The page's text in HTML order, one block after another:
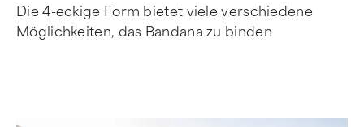
Die 4-eckige Form bietet viele verschiedene
Möglichkeiten, das Bandana zu binden